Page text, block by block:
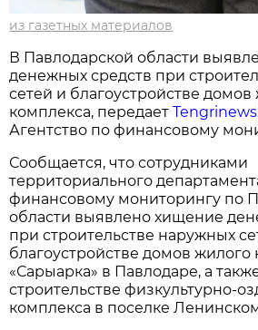
из газетных материалов
В Павлодарской области
денежных средств при
сетей и благоустройстве домов
комплекса, передает
Агентство по финансовому
Сообщается, что сотрудниками
территориального
финансовому мониторингу по
области выявлено хищение
при строительстве наружных
благоустройстве домов жилого
«Сарыарка» в Павлодаре, а
строительстве физкультурно-
комплекса в поселке